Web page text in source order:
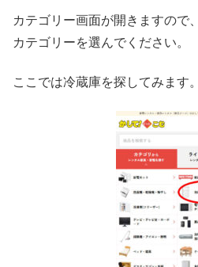
カテゴリー画面が開きますので
カテゴリーを選んでください。
ここでは冷蔵庫を探してみます。